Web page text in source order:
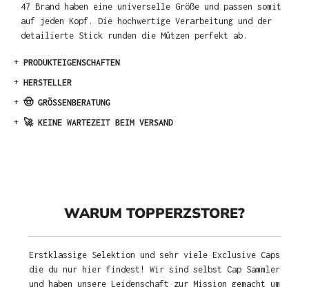
47 Brand haben eine universelle Größe und passen somit
auf jeden Kopf. Die hochwertige Verarbeitung und der
detailierte Stick runden die Mützen perfekt ab.
+ PRODUKTEIGENSCHAFTEN
+ HERSTELLER
+ 🤠 GRÖSSENBERATUNG
+ 🚀 KEINE WARTEZEIT BEIM VERSAND
WARUM TOPPERZSTORE?
Erstklassige Selektion und sehr viele Exclusive Caps
die du nur hier findest! Wir sind selbst Cap Sammler
und haben unsere Leidenschaft zur Mission gemacht um